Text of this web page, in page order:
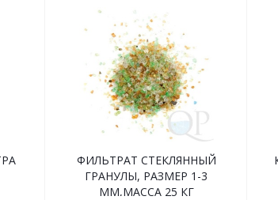
ФИЛЬТРАТ СТЕКЛЯННЫЙ
ГРАНУЛЫ, РАЗМЕР 1-3
ММ,МАССА 25 КГ